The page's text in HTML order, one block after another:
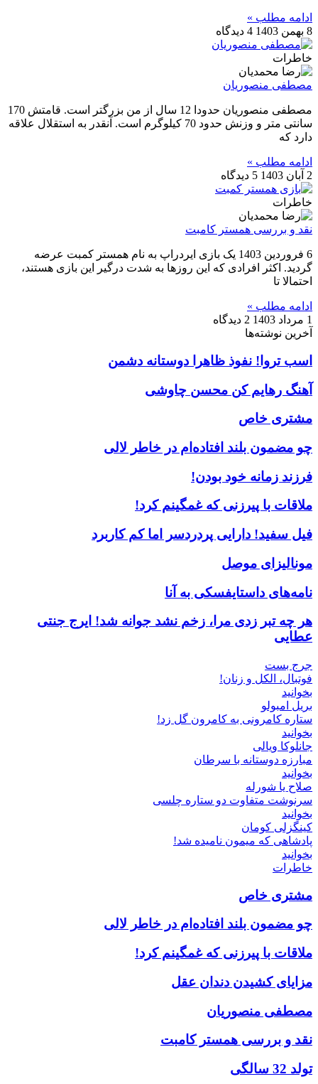
ادامه مطلب »
8 بهمن 1403
4 دیدگاه
خاطرات
مصطفی منصوریان
مصطفی منصوریان حدودا 12 سال از من بزرگتر است. قامتش 170
سانتی متر و وزنش حدود 70 کیلوگرم است. آنقدر به استقلال علاقه
دارد که
ادامه مطلب »
2 آبان 1403
5 دیدگاه
خاطرات
نقد و بررسی همستر کامبت
6 فروردین 1403 یک بازی ایردراپ به نام همستر کمبت عرضه
گردید. اکثر افرادی که این روزها به شدت درگیر این بازی هستند،
احتمالا تا
ادامه مطلب »
1 مرداد 1403
2 دیدگاه
آخرین نوشته‌ها
اسب تروا! نفوذ ظاهرا دوستانه دشمن
آهنگ رهایم کن محسن چاوشی
مشتری خاص
چو مضمون بلند افتاده‌ام در خاطر لالی
فرزند زمانه خود بودن!
ملاقات با پیرزنی که غمگینم کرد!
فیل سفید! دارایی پردردسر اما کم کاربرد
مونالیزای موصل
نامه‌های داستایفسکی به آنا
هر چه تبر زدی مرا، زخم نشد جوانه شد! ایرج جنتی
عطایی
جرج بست
فوتبال، الکل و زنان!
بخوانید
بریل امبولو
ستاره کامرونی به کامرون گل زد!
بخوانید
جانلوکا ویالی
مبارزه دوستانه با سرطان
بخوانید
صلاح یا شورله
سرنوشت متفاوت دو ستاره چلسی
بخوانید
کینگزلی کومان
پادشاهی که میمون نامیده شد!
بخوانید
خاطرات
مشتری خاص
چو مضمون بلند افتاده‌ام در خاطر لالی
ملاقات با پیرزنی که غمگینم کرد!
مزایای کشیدن دندان عقل
مصطفی منصوریان
نقد و بررسی همستر کامبت
تولد 32 سالگی